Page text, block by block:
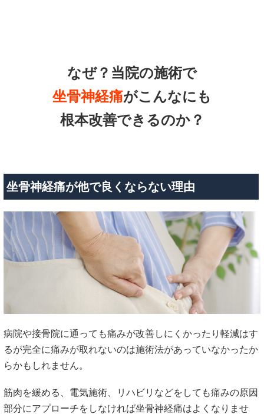
なぜ？当院の施術で
坐骨神経痛がこんなにも
根本改善できるのか？
坐骨神経痛が他で良くならない理由
病院や接骨院に通っても痛みが改善しにくかったり軽減はす
るが完全に痛みが取れないのは施術法があっていなかったか
らかもしれません。
筋肉を緩める、電気施術、リハビリなどをしても痛みの原因
部分にアプローチをしなければ坐骨神経痛はよくなりませ